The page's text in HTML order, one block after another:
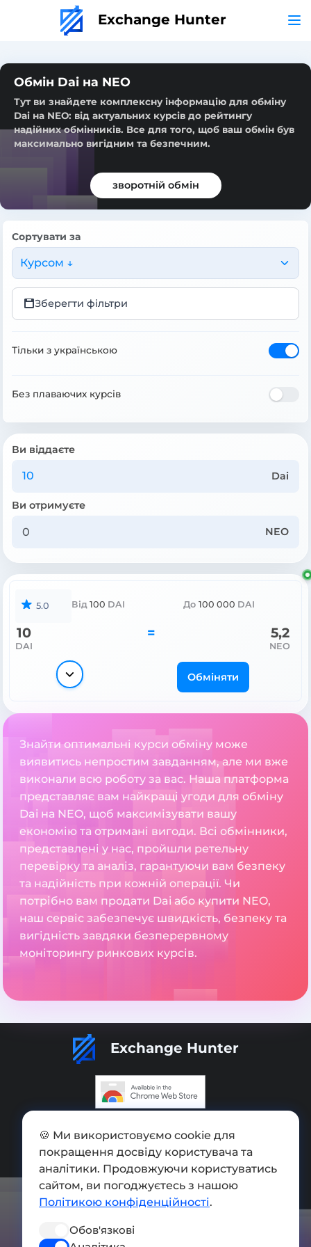
Exchange Hunter
Обмін Dai на NEO
Тут ви знайдете комплексну інформацію для обміну
Dai на NEO: від актуальних курсів до рейтингу
надійних обмінників. Все для того, щоб ваш обмін був
максимально вигідним та безпечним.
зворотній обмін
Сортувати за
Курсом ↓
Зберегти фільтри
Тільки з українською
Без плаваючих курсів
Ви віддаєте
Dai
Ви отримуєте
NEO
5.0 Від 100 DAI До 100 000 DAI
10
DAI
= 5,2
NEO
Обміняти
Знайти оптимальні курси обміну може
виявитись непростим завданням, але ми вже
виконали всю роботу за вас. Наша платформа
представляє вам найкращі угоди для обміну
Dai на NEO, щоб максимізувати вашу
економію та отримані вигоди. Всі обмінники,
представлені у нас, пройшли ретельну
перевірку та аналіз, гарантуючи вам безпеку
та надійність при кожній операції. Чи
потрібно вам продати Dai або купити NEO,
наш сервіс забезпечує швидкість, безпеку та
вигідність завдяки безперервному
моніторингу ринкових курсів.
Exchange Hunter
Мапа сайту
Press kit
Умови використання
Політика конфіденційності
🍪 Ми використовуємо cookie для
покращення досвіду користувача та
аналітики. Продовжуючи користуватись
сайтом, ви погоджуєтесь з нашою
Політикою конфіденційності.
Обов'язкові